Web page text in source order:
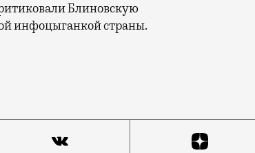
Блиновскую
инфоцыганкой страны.